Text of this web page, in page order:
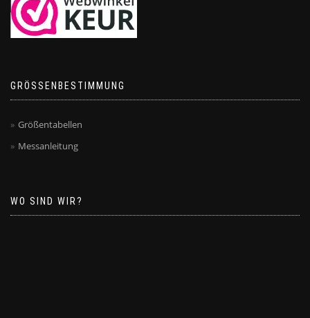
GRÖSSENBESTIMMUNG
Größentabellen
Messanleitung
WO SIND WIR?